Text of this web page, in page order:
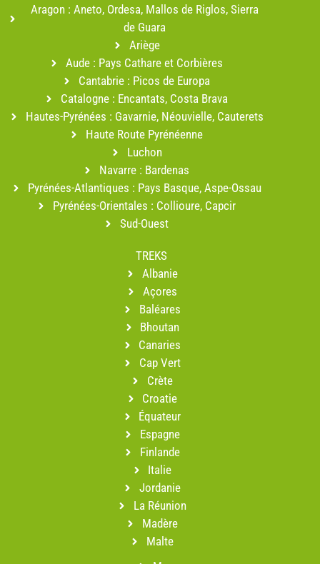
Aragon : Aneto, Ordesa, Mallos de Riglos, Sierra
de Guara
Ariège
Aude : Pays Cathare et Corbières
Cantabrie : Picos de Europa
Catalogne : Encantats, Costa Brava
Hautes-Pyrénées : Gavarnie, Néouvielle, Cauterets
Haute Route Pyrénéenne
Luchon
Navarre : Bardenas
Pyrénées-Atlantiques : Pays Basque, Aspe-Ossau
Pyrénées-Orientales : Collioure, Capcir
Sud-Ouest
TREKS
Albanie
Açores
Baléares
Bhoutan
Canaries
Cap Vert
Crète
Croatie
Équateur
Espagne
Finlande
Italie
Jordanie
La Réunion
Madère
Malte